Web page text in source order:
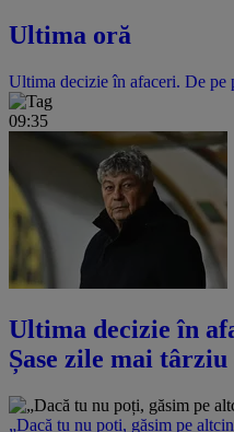
Ultima oră
Ultima decizie în afaceri. De pe
09:35
Ultima decizie în
Șase zile mai târziu
„Dacă tu nu poți, găsim pe